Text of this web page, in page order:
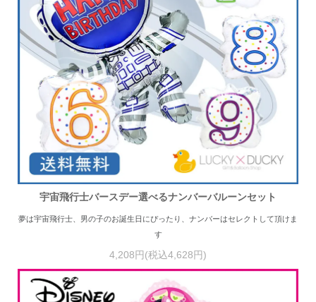
宇宙飛行士バースデー選べるナンバーバルーンセット
夢は宇宙飛行士、男の子のお誕生日にぴったり、ナンバーはセレクトして頂けま
す
4,208円(税込4,628円)